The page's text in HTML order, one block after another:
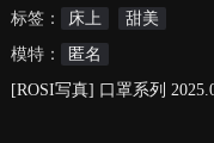
标签：
床上
甜美
模特：
匿名
[ROSI写真] 口罩系列